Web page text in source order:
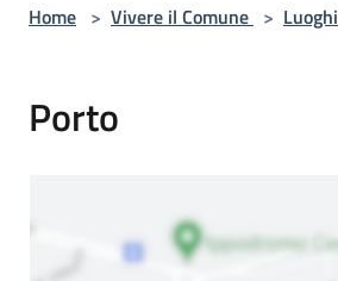
Home > Vivere il Comune > Luoghi
Porto